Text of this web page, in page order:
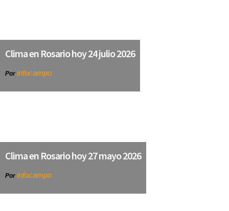
Clima en Rosario hoy 24 julio 2026
Por infocampo
Clima en Rosario hoy 27 mayo 2026
Por infocampo